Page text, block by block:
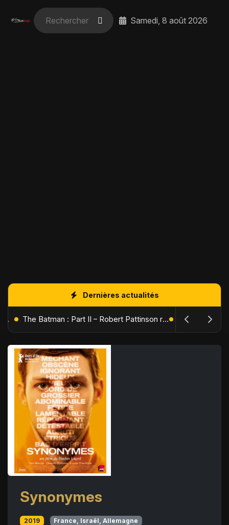
Samedi, 8 août 2026
Dernières actualités
L'Âge de Glace : Le Réveil du Volcan – Manny, Sid et Diego de retour pour une aventure explosive The Batman : Part II – Robert Pattinson replonge dans les ténèbres de Gotham dès octobre 2027
Synonymes
2019 France, Israël, Allemagne